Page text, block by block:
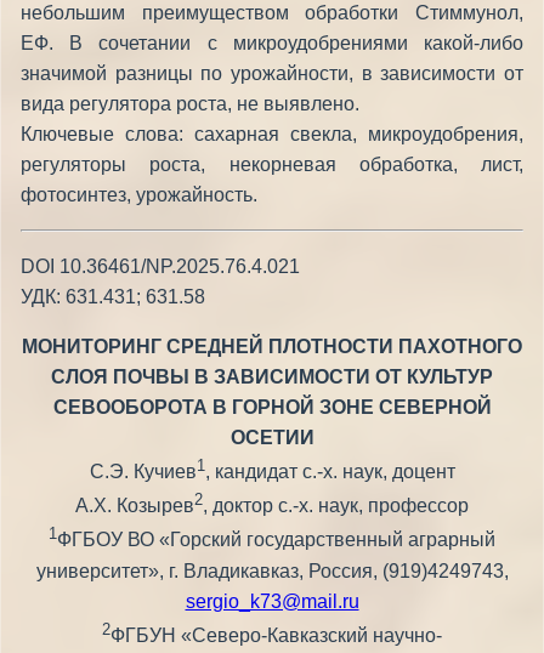
небольшим преимуществом обработки Стиммунол,
ЕФ. В сочетании с микроудобрениями какой-либо
значимой разницы по урожайности, в зависимости от
вида регулятора роста, не выявлено.
Ключевые слова: сахарная свекла, микроудобрения,
регуляторы роста, некорневая обработка, лист,
фотосинтез, урожайность.
DOI 10.36461/NP.2025.76.4.021
УДК: 631.431; 631.58
МОНИТОРИНГ СРЕДНЕЙ ПЛОТНОСТИ ПАХОТНОГО
СЛОЯ ПОЧВЫ В ЗАВИСИМОСТИ ОТ КУЛЬТУР
СЕВООБОРОТА В ГОРНОЙ ЗОНЕ СЕВЕРНОЙ
ОСЕТИИ
С.Э. Кучиев1, кандидат с.-х. наук, доцент
А.Х. Козырев2, доктор с.-х. наук, профессор
1ФГБОУ ВО «Горский государственный аграрный
университет», г. Владикавказ, Россия, (919)4249743,
sergio_k73@mail.ru
2ФГБУН «Северо-Кавказский научно-